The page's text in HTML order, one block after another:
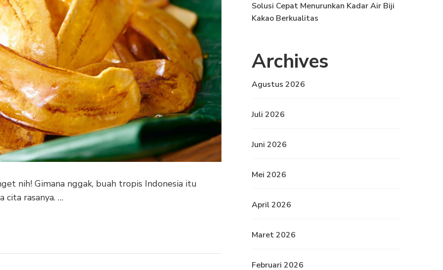
nih! Gimana nggak, buah tropis Indonesia itu
cita rasanya. …
Solusi Cepat Menurunkan Kadar Air Biji
Kakao Berkualitas
Archives
Agustus 2026
Juli 2026
Juni 2026
Mei 2026
April 2026
Maret 2026
Februari 2026